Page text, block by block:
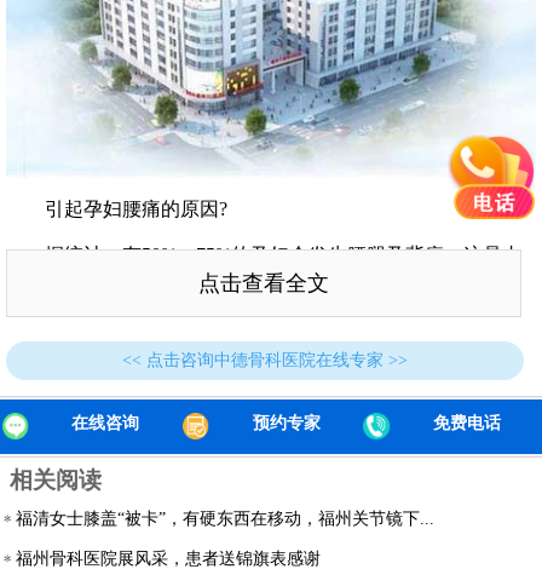
引起孕妇腰痛的原因?
据统计，有50%～75%的孕妇会发生腰腿及背痛。这是由
于胎儿位于腰椎之前，随着怀孕周期增加，孕妇的上半身会逐
渐成为反弓形，如此才能保持平衡(即孕妇呈现典型的后仰姿
势)。此时腰椎曲度增加，再加上腹肌的支撑力减弱，孕妇的下
背肌肉处于一个过度紧绷的状态，同时，由于血液集中于胎
儿，因此背肌的缺氧情况较为严重。
其次，妇女怀孕后其自身的激素发生了变化，由于弛缓素
分泌太多，进而减少了关节中的胶原蛋白含量，结果造成关
节、韧带松弛，使支撑身体的力量逐渐变弱，尤其到了怀孕末
点击查看全文
<< 点击咨询中德骨科医院在线专家 >>
在线咨询 预约专家 免费电话
相关阅读
福清女士膝盖“被卡”，有硬东西在移动，福州关节镜下...
福州骨科医院展风采，患者送锦旗表感谢